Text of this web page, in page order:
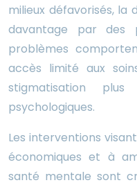
milieux défavorisés, la
davantage par des
problèmes
accès limité aux
stigmatisation
psychologiques.
Les interventions
économiques et à
santé mentale sont